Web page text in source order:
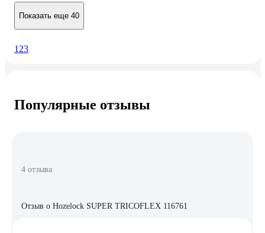
Показать еще 40
1 23
Популярные отзывы
4 отзыва
Отзыв о Hozelock SUPER TRICOFLEX 116761